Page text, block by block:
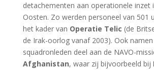
detachementen aan operationele inzet
Oosten. Zo werden personeel van 501
het kader van Operatie Telic (de
de Irak-oorlog vanaf 2003). Ook
squadronleden deel aan de NAVO-
Afghanistan, waar zij bijvoorbeeld bij